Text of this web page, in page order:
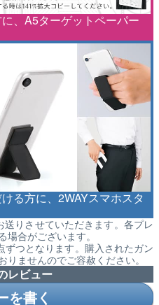
、A5ターゲットペーパー
る方に、2WAYスマホスタ
りさせていただきます。各プレ
合がございます。
つとなります。購入されたガン
ませんのでご容赦ください。
レビュー
を書く